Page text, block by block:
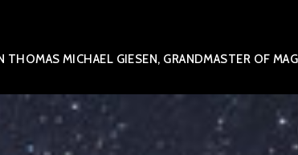
THOMAS MICHAEL GIESEN, GRANDMASTER OF